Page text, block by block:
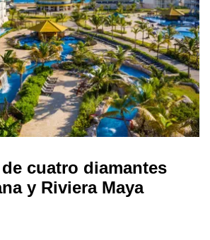
cuatro diamantes
y Riviera Maya